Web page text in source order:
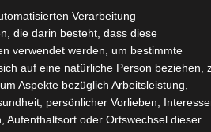
Walden rosa
| Gesundheit,Lifestyle ,Produktvorstellungen
Verarbeitung
die darin besteht, dass diese
verwendet werden, um bestimmte
auf eine natürliche Person beziehen,
Aspekte bezüglich Arbeitsleistung,
persönlicher Vorlieben,
Aufenthaltsort oder Ortswechsel dieser